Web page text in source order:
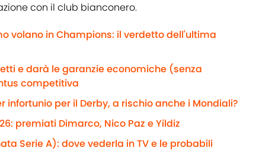
con il club bianconero.
volano in Champions: il verdetto dell'ultima
e darà le garanzie economiche (senza
competitiva
infortunio per il Derby, a rischio anche i Mondiali?
premiati Dimarco, Nico Paz e Yildiz
Serie A): dove vederla in TV e le probabili